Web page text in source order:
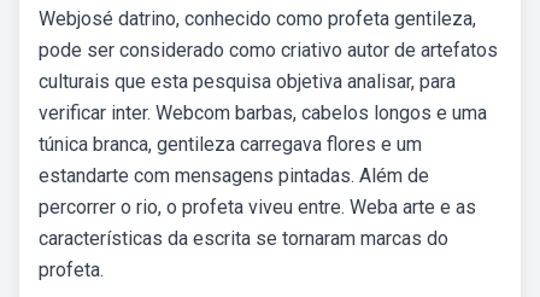
Webjosé datrino, conhecido como profeta gentileza,
pode ser considerado como criativo autor de artefatos
culturais que esta pesquisa objetiva analisar, para
verificar inter. Webcom barbas, cabelos longos e uma
túnica branca, gentileza carregava flores e um
estandarte com mensagens pintadas. Além de
percorrer o rio, o profeta viveu entre. Weba arte e as
características da escrita se tornaram marcas do
profeta.